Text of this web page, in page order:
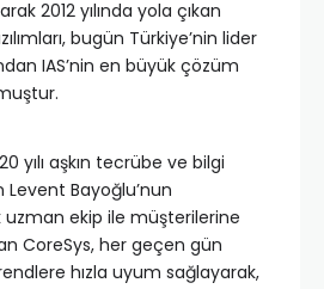
2012 yılında yola çıkan
bugün Türkiye’nin lider
IAS’nin en büyük çözüm
yılı aşkın tecrübe ve bilgi
Bayoğlu’nun
uzman ekip ile müşterilerine
CoreSys, her geçen gün
hızla uyum sağlayarak,